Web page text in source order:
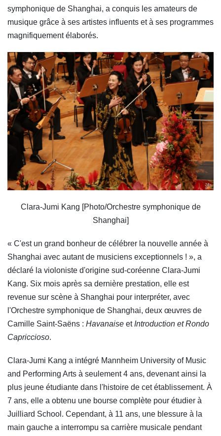
symphonique de Shanghai, a conquis les amateurs de
musique grâce à ses artistes influents et à ses programmes
magnifiquement élaborés.
Clara-Jumi Kang [Photo/Orchestre symphonique de
Shanghai]
« C'est un grand bonheur de célébrer la nouvelle année à
Shanghai avec autant de musiciens exceptionnels ! », a
déclaré la violoniste d'origine sud-coréenne Clara-Jumi
Kang. Six mois après sa dernière prestation, elle est
revenue sur scène à Shanghai pour interpréter, avec
l'Orchestre symphonique de Shanghai, deux œuvres de
Camille Saint-Saëns : Havanaise et Introduction et Rondo
Capriccioso.
Clara-Jumi Kang a intégré Mannheim University of Music
and Performing Arts à seulement 4 ans, devenant ainsi la
plus jeune étudiante dans l'histoire de cet établissement. À
7 ans, elle a obtenu une bourse complète pour étudier à
Juilliard School. Cependant, à 11 ans, une blessure à la
main gauche a interrompu sa carrière musicale pendant